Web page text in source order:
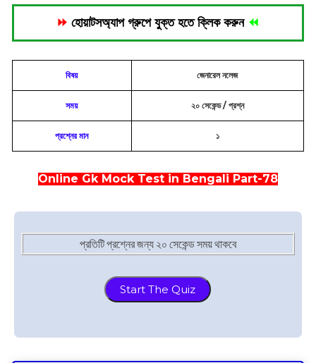
⏩হোয়াটসঅ্যাপ গ্রুপে যুক্ত হতে ক্লিক করুন ⏪
বিষয় জেনারেল নলেজ
সময় ২০ সেকেন্ড / প্রশ্ন
প্রশ্নের মান ১
Online Gk Mock Test in Bengali Part-78
প্রতিটি প্রশ্নের জন্য ২০ সেকেন্ড সময় থাকবে
Start The Quiz